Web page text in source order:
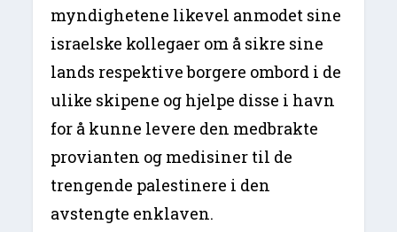
myndighetene likevel anmodet sine
israelske kollegaer om å sikre sine
lands respektive borgere ombord i de
ulike skipene og hjelpe disse i havn
for å kunne levere den medbrakte
provianten og medisiner til de
trengende palestinere i den
avstengte enklaven.